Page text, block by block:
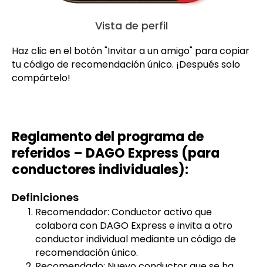
Vista de perfil
Haz clic en el botón "Invitar a un amigo" para copiar
tu código de recomendación único. ¡Después solo
compártelo!
Reglamento del programa de
referidos – DAGO Express (para
conductores individuales):
Definiciones
Recomendador: Conductor activo que
colabora con DAGO Express e invita a otro
conductor individual mediante un código de
recomendación único.